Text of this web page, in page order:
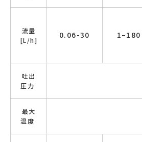
流量
[L/h]
0.06-30 1–180
吐出
圧力
最大
温度